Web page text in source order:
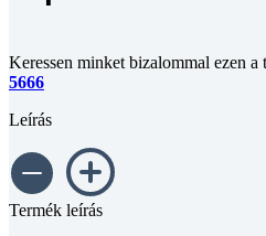
Keressen minket bizalommal ezen a
5666
Leírás
Termék leírás